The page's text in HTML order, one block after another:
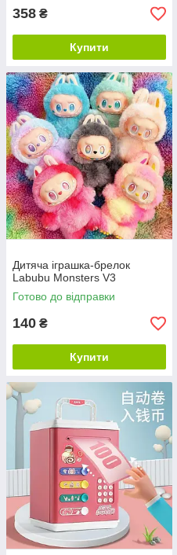
358 ₴
Купити
Дитяча іграшка-брелок
Labubu Monsters V3
Готово до відправки
140 ₴
Купити